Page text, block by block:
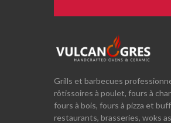
Grills et barbecues
rôtissoires à poulet, fours à
fours à bois, fours à pizza et
restaurants, brasseries, woks